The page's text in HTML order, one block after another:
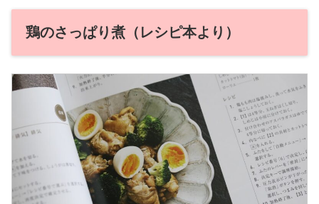
鶏のさっぱり煮（レシピ本より）